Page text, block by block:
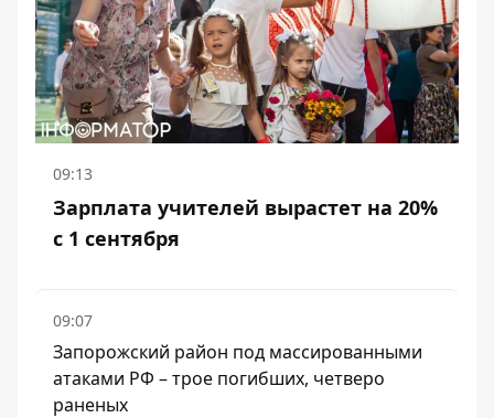
09:13
Зарплата учителей вырастет на 20%
с 1 сентября
09:07
Запорожский район под массированными
атаками РФ – трое погибших, четверо
раненых